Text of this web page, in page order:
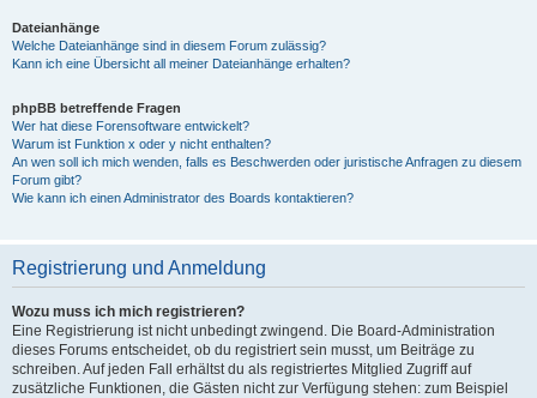
Dateianhänge
Welche Dateianhänge sind in diesem Forum zulässig?
Kann ich eine Übersicht all meiner Dateianhänge erhalten?
phpBB betreffende Fragen
Wer hat diese Forensoftware entwickelt?
Warum ist Funktion x oder y nicht enthalten?
An wen soll ich mich wenden, falls es Beschwerden oder juristische Anfragen zu diesem
Forum gibt?
Wie kann ich einen Administrator des Boards kontaktieren?
Registrierung und Anmeldung
Wozu muss ich mich registrieren?
Eine Registrierung ist nicht unbedingt zwingend. Die Board-Administration
dieses Forums entscheidet, ob du registriert sein musst, um Beiträge zu
schreiben. Auf jeden Fall erhältst du als registriertes Mitglied Zugriff auf
zusätzliche Funktionen, die Gästen nicht zur Verfügung stehen: zum Beispiel